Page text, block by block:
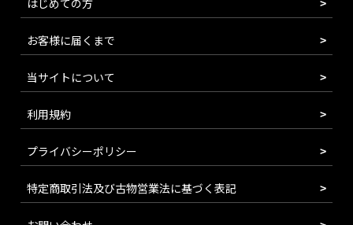
お客様に届くまで
当サイトについて
利用規約
プライバシーポリシー
特定商取引法及び古物営業法に基づく表記